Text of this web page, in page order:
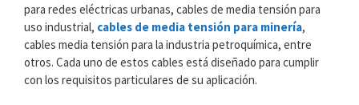
para redes eléctricas urbanas, cables de media tensión para
uso industrial, cables de media tensión para minería,
cables media tensión para la industria petroquímica, entre
otros. Cada uno de estos cables está diseñado para cumplir
con los requisitos particulares de su aplicación.